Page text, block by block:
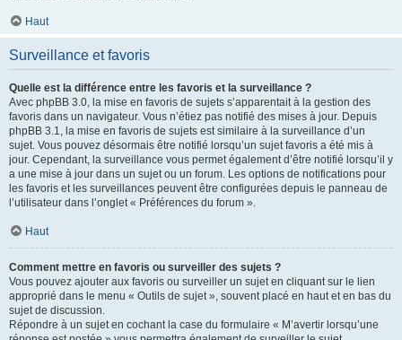
Haut
Surveillance et favoris
Quelle est la différence entre les favoris et la surveillance ?
Avec phpBB 3.0, la mise en favoris de sujets s’apparentait à la gestion des
favoris dans un navigateur. Vous n’étiez pas notifié des mises à jour. Depuis
phpBB 3.1, la mise en favoris de sujets est similaire à la surveillance d’un
sujet. Vous pouvez désormais être notifié lorsqu’un sujet favoris a été mis à
jour. Cependant, la surveillance vous permet également d’être notifié lorsqu’il y
a une mise à jour dans un sujet ou un forum. Les options de notifications pour
les favoris et les surveillances peuvent être configurées depuis le panneau de
l’utilisateur dans l’onglet « Préférences du forum ».
Haut
Comment mettre en favoris ou surveiller des sujets ?
Vous pouvez ajouter aux favoris ou surveiller un sujet en cliquant sur le lien
approprié dans le menu « Outils de sujet », souvent placé en haut et en bas du
sujet de discussion.
Répondre à un sujet en cochant la case du formulaire « M’avertir lorsqu’une